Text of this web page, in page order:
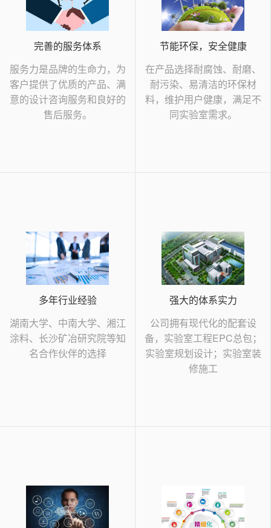
完善的服务体系
服务力是品牌的生命力，为
客户提供了优质的产品、满
意的设计咨询服务和良好的
售后服务。
节能环保，安全健康
在产品选择耐腐蚀、耐磨、
耐污染、易清洁的环保材
料，维护用户健康，满足不
同实验室需求。
多年行业经验
湖南大学、中南大学、湘江
涂料、长沙矿冶研究院等知
名合作伙伴的选择
强大的体系实力
公司拥有现代化的配套设
备，实验室工程EPC总包；
实验室规划设计；实验室装
修施工